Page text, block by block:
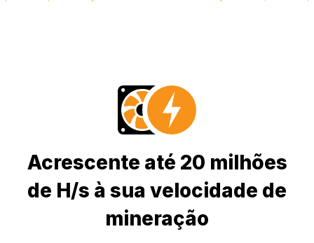
Acrescente até 20 milhões
de H/s à sua velocidade de
mineração